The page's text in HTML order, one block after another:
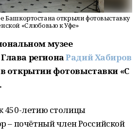
Башкортостана открыли фотовыставку
«С любовью к Уфе»
музее
регионаРадий Хабиров
открытии фотовыставки «С
450-летию столицы
– почётный член Российской